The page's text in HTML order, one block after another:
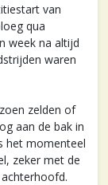
van
qua
week na altijd
waren
zelden of
aan de bak in
het momenteel
zeker met de